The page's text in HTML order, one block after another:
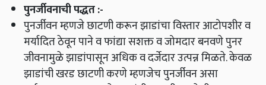
पुनर्जीवनाची पद्धत:-
पुनर्जीवन म्हणजे छाटणी करून झाडांचा विस्तार आटोपशीर व
मर्यादित ठेवून पाने व फांद्या सशक्त व जोमदार बनवणे पुनर
जीवनामुळे झाडांपासून अधिक व दर्जेदार उत्पन्न मिळते.केवळ
झाडांची खरड छाटणी करणे म्हणजेच पुनर्जीवन असा